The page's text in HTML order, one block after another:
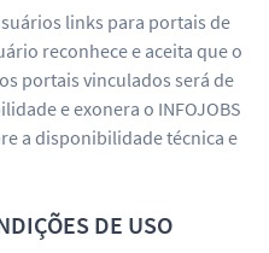
links para portais de
reconhece e aceita que o
portais vinculados será de
e exonera o INFOJOBS
a disponibilidade técnica e
DE USO